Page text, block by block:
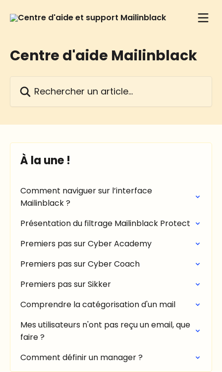
Centre d'aide Mailinblack
À la une !
Comment naviguer sur l’interface
Mailinblack ?
Présentation du filtrage Mailinblack Protect
Premiers pas sur Cyber Academy
Premiers pas sur Cyber Coach
Premiers pas sur Sikker
Comprendre la catégorisation d'un mail
Mes utilisateurs n'ont pas reçu un email, que
faire ?
Comment définir un manager ?